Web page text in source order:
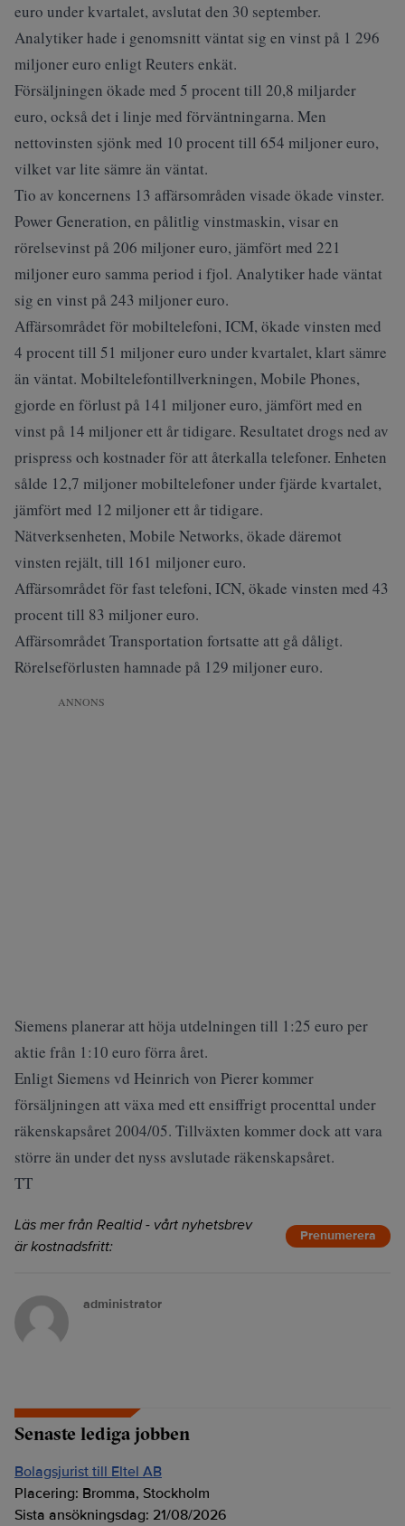
euro under kvartalet, avslutat den 30 september.
Analytiker hade i genomsnitt väntat sig en vinst på 1 296
miljoner euro enligt Reuters enkät.
Försäljningen ökade med 5 procent till 20,8 miljarder
euro, också det i linje med förväntningarna. Men
nettovinsten sjönk med 10 procent till 654 miljoner euro,
vilket var lite sämre än väntat.
Tio av koncernens 13 affärsområden visade ökade vinster.
Power Generation, en pålitlig vinstmaskin, visar en
rörelsevinst på 206 miljoner euro, jämfört med 221
miljoner euro samma period i fjol. Analytiker hade väntat
sig en vinst på 243 miljoner euro.
Affärsområdet för mobiltelefoni, ICM, ökade vinsten med
4 procent till 51 miljoner euro under kvartalet, klart sämre
än väntat. Mobiltelefontillverkningen, Mobile Phones,
gjorde en förlust på 141 miljoner euro, jämfört med en
vinst på 14 miljoner ett år tidigare. Resultatet drogs ned av
prispress och kostnader för att återkalla telefoner. Enheten
sålde 12,7 miljoner mobiltelefoner under fjärde kvartalet,
jämfört med 12 miljoner ett år tidigare.
Nätverksenheten, Mobile Networks, ökade däremot
vinsten rejält, till 161 miljoner euro.
Affärsområdet för fast telefoni, ICN, ökade vinsten med 43
procent till 83 miljoner euro.
Affärsområdet Transportation fortsatte att gå dåligt.
Rörelseförlusten hamnade på 129 miljoner euro.
ANNONS
Siemens planerar att höja utdelningen till 1:25 euro per
aktie från 1:10 euro förra året.
Enligt Siemens vd Heinrich von Pierer kommer
försäljningen att växa med ett ensiffrigt procenttal under
räkenskapsåret 2004/05. Tillväxten kommer dock att vara
större än under det nyss avslutade räkenskapsåret.
TT
Läs mer från Realtid - vårt nyhetsbrev
är kostnadsfritt:
Prenumerera
administrator
Senaste lediga jobben
Bolagsjurist till Eltel AB
Placering: Bromma, Stockholm
Sista ansökningsdag: 21/08/2026